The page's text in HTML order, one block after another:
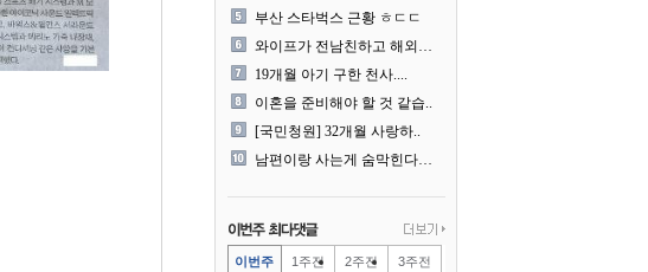
부산 스타벅스 근황 ㅎㄷㄷ
와이프가 전남친하고 해외여행..
19개월 아기 구한 천사....
이혼을 준비해야 할 것 같습..
[국민청원] 32개월 사랑하..
남편이랑 사는게 숨막힌다는 ..
이번주 1주전 2주전 3주전